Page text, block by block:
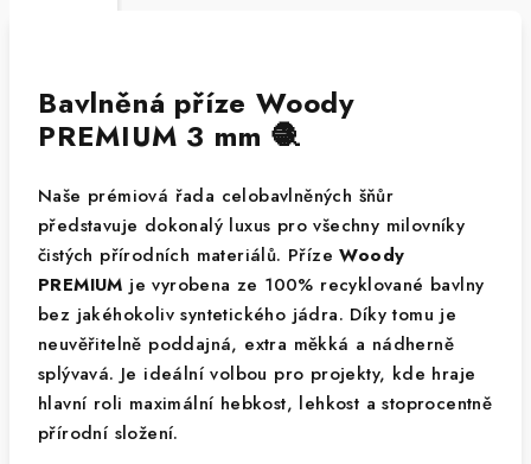
Bavlněná příze Woody
PREMIUM 3 mm 🧶
Naše prémiová řada celobavlněných šňůr
představuje dokonalý luxus pro všechny milovníky
čistých přírodních materiálů. PřízeWoody
PREMIUM je vyrobena ze 100% recyklované bavlny
bez jakéhokoliv syntetického jádra. Díky tomu je
neuvěřitelně poddajná, extra měkká a nádherně
splývavá. Je ideální volbou pro projekty, kde hraje
hlavní roli maximální hebkost, lehkost a stoprocentně
přírodní složení.